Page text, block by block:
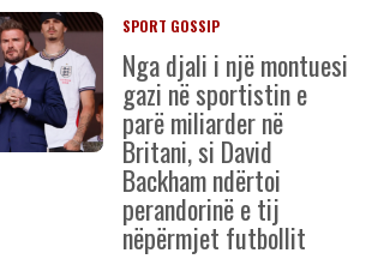
SPORT GOSSIP
Nga djali i një montuesi
gazi në sportistin e
parë miliarder në
Britani, si David
Backham ndërtoi
perandorinë e tij
nëpërmjet futbollit